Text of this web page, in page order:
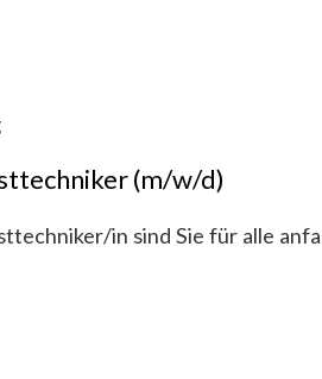
(m/w/d)
in sind Sie für alle